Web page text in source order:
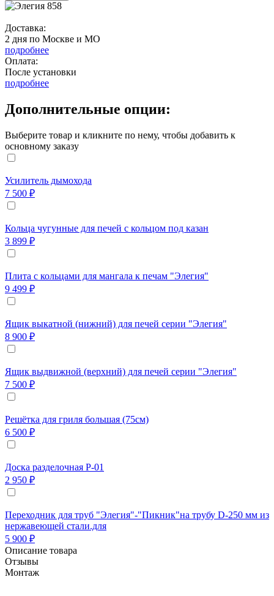
Доставка:
2 дня по Москве и МО
подробнее
Оплата:
После установки
подробнее
Дополнительные опции:
Выберите товар и кликните по нему, чтобы добавить к
основному заказу
Усилитель дымохода
7 500 ₽
Кольца чугунные для печей с кольцом под казан
3 899 ₽
Плита с кольцами для мангала к печам "Элегия"
9 499 ₽
Ящик выкатной (нижний) для печей серии "Элегия"
8 900 ₽
Ящик выдвижной (верхний) для печей серии "Элегия"
7 500 ₽
Решётка для гриля большая (75см)
6 500 ₽
Доска разделочная Р-01
2 950 ₽
Переходник для труб "Элегия"-"Пикник"на трубу D-250 мм из
нержавеющей стали.для
5 900 ₽
Описание товара
Отзывы
Монтаж